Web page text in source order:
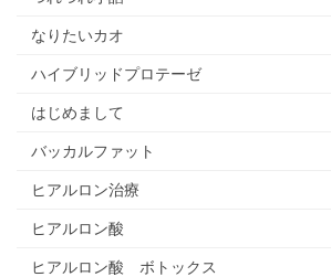
なりたいカオ
ハイブリッドプロテーゼ
はじめまして
バッカルファット
ヒアルロン治療
ヒアルロン酸
ヒアルロン酸 ボトックス